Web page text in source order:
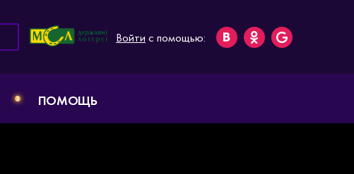
Войти с помощью:
ПОМОЩЬ